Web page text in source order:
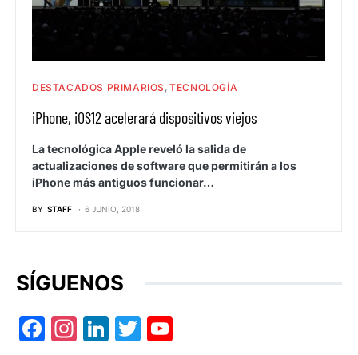
DESTACADOS PRIMARIOS TECNOLOGÍA
iPhone, iOS12 acelerará dispositivos viejos
La tecnológica Apple reveló la salida de
actualizaciones de software que permitirán a los
iPhone más antiguos funcionar…
BY STAFF 6 JUNIO, 2018
SÍGUENOS
Facebook
Instagram
LinkedIn
Twitter